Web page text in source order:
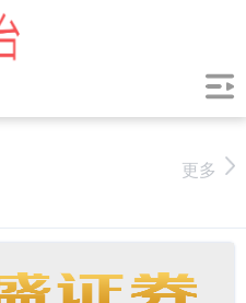
更多